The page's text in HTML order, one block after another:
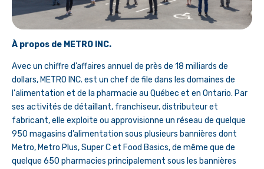
À propos de METRO INC.
Avec un chiffre d’affaires annuel de près de 18 milliards de
dollars, METRO INC. est un chef de file dans les domaines de
l'alimentation et de la pharmacie au Québec et en Ontario. Par
ses activités de détaillant, franchiseur, distributeur et
fabricant, elle exploite ou approvisionne un réseau de quelque
950 magasins d’alimentation sous plusieurs bannières dont
Metro, Metro Plus, Super C et Food Basics, de même que de
quelque 650 pharmacies principalement sous les bannières